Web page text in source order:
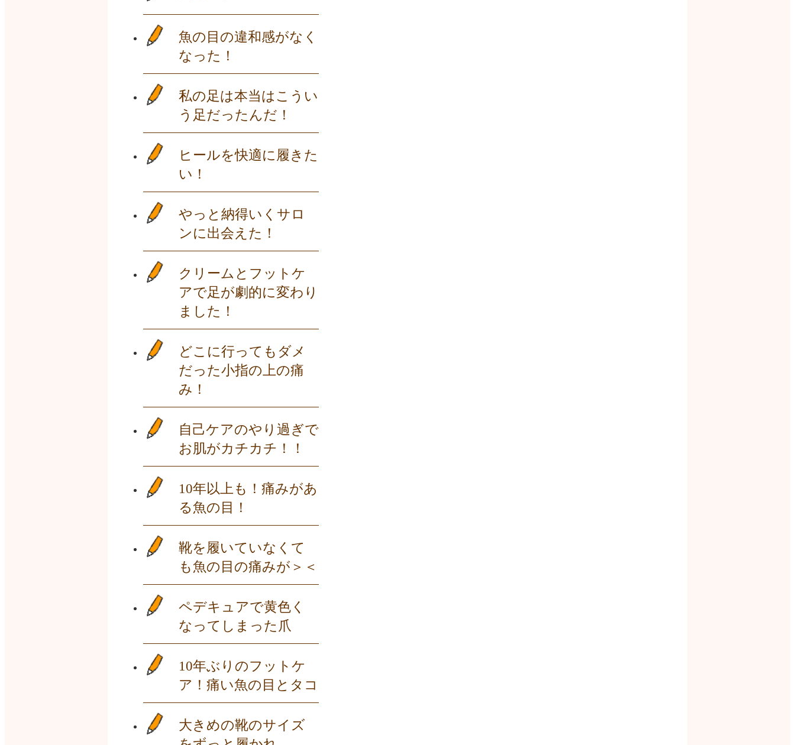
魚の目の違和感がなく
なった！
私の足は本当はこうい
う足だったんだ！
ヒールを快適に履きた
い！
やっと納得いくサロ
ンに出会えた！
クリームとフットケ
アで足が劇的に変わり
ました！
どこに行ってもダメ
だった小指の上の痛
み！
自己ケアのやり過ぎで
お肌がカチカチ！！
10年以上も！痛みがあ
る魚の目！
靴を履いていなくて
も魚の目の痛みが＞＜
ペデキュアで黄色く
なってしまった爪
10年ぶりのフットケ
ア！痛い魚の目とタコ
大きめの靴のサイズ